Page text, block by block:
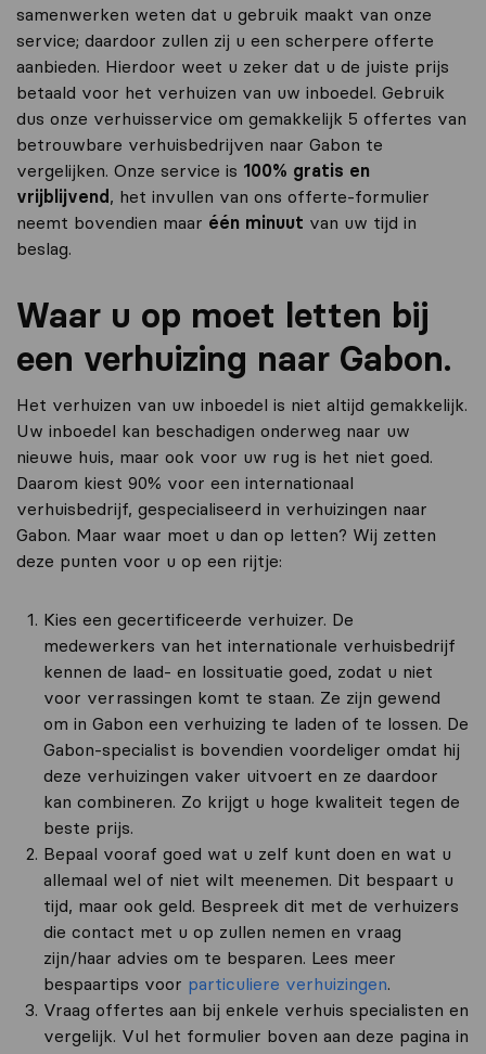
samenwerken weten dat u gebruik maakt van onze
service; daardoor zullen zij u een scherpere offerte
aanbieden. Hierdoor weet u zeker dat u de juiste prijs
betaald voor het verhuizen van uw inboedel. Gebruik
dus onze verhuisservice om gemakkelijk 5 offertes van
betrouwbare verhuisbedrijven naar Gabon te
vergelijken. Onze service is 100% gratis en
vrijblijvend , het invullen van ons offerte-formulier
neemt bovendien maar één minuut van uw tijd in
beslag.
Waar u op moet letten bij
een verhuizing naar Gabon.
Het verhuizen van uw inboedel is niet altijd gemakkelijk.
Uw inboedel kan beschadigen onderweg naar uw
nieuwe huis, maar ook voor uw rug is het niet goed.
Daarom kiest 90% voor een internationaal
verhuisbedrijf, gespecialiseerd in verhuizingen naar
Gabon. Maar waar moet u dan op letten? Wij zetten
deze punten voor u op een rijtje:
Kies een gecertificeerde verhuizer. De
medewerkers van het internationale verhuisbedrijf
kennen de laad- en lossituatie goed, zodat u niet
voor verrassingen komt te staan. Ze zijn gewend
om in Gabon een verhuizing te laden of te lossen. De
Gabon-specialist is bovendien voordeliger omdat hij
deze verhuizingen vaker uitvoert en ze daardoor
kan combineren. Zo krijgt u hoge kwaliteit tegen de
beste prijs.
Bepaal vooraf goed wat u zelf kunt doen en wat u
allemaal wel of niet wilt meenemen. Dit bespaart u
tijd, maar ook geld. Bespreek dit met de verhuizers
die contact met u op zullen nemen en vraag
zijn/haar advies om te besparen. Lees meer
bespaartips voor particuliere verhuizingen.
Vraag offertes aan bij enkele verhuis specialisten en
vergelijk. Vul het formulier boven aan deze pagina in